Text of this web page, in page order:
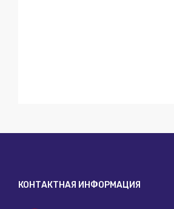
КОНТАКТНАЯ ИНФОРМАЦИЯ